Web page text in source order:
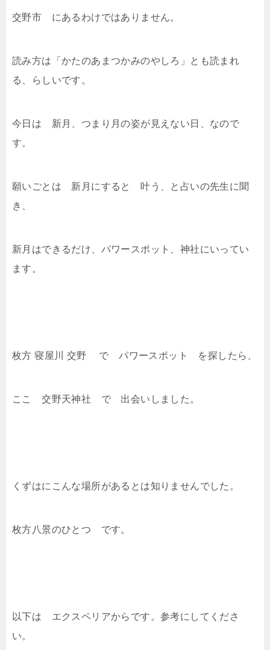
交野市 にあるわけではありません。
読み方は「かたのあまつかみのやしろ」とも読まれ
る、らしいです。
今日は 新月、つまり月の姿が見えない日、なので
す。
願いごとは 新月にすると 叶う、と占いの先生に聞
き、
新月はできるだけ、パワースポット、神社にいってい
ます。
枚方 寝屋川 交野 で パワースポット を探したら、
ここ 交野天神社 で 出会いしました。
くずはにこんな場所があるとは知りませんでした。
枚方八景のひとつ です。
以下は エクスペリアからです。参考にしてくださ
い。